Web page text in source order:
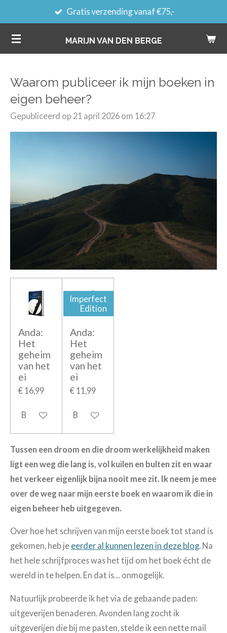
direct
naar
de
MARIJN VAN DEN BERGE
Gratis verzending vanaf €75,-
Waarom publiceer ik mijn boeken in
eigen beheer?
Gepubliceerd op 21 april 2026 om 16:27
Anda:
Het
geheim
van het
ei
€ 16,99
Bekijk details
Imperfect
Edition
Anda:
Het
geheim
van het
ei
€ 11,99
Bekijk details
Tussen een droom en die droom werkelijkheid maken
ligt een weg die lang is, vol kuilen en bulten zit en waar
het verkeer eigenlijk bijna nooit mee zit. Ik neem je mee
over de weg naar mijn eerste boek en waarom ik die in
eigen beheer heb uitgegeven.
Over hoe het schrijven van mijn eerste boek tot stand is
gekomen, heb je eerder al kunnen lezen in deze blog. Na
het hele schrijfproces was het tijd om het boek écht de
wereld in te helpen. En dat is… onmogelijk.
Natuurlijk probeerde ik het via de gebaande paden:
uitgeverijen benaderen. Avonden lang zocht ik
uitgeverijen die bij me pasten, stelde ik een nette mail